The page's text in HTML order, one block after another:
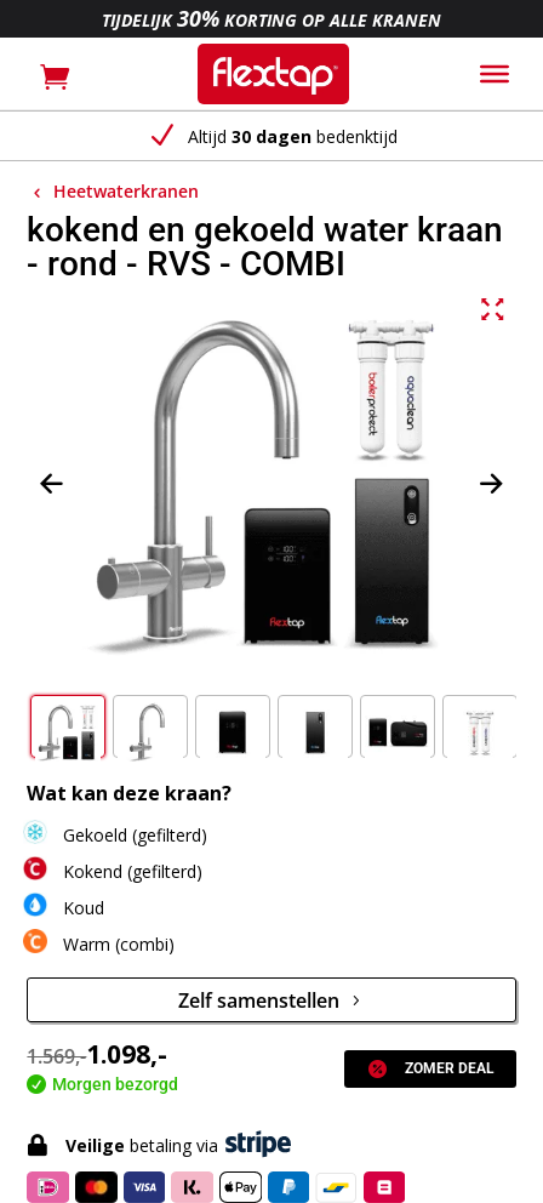
TIJDELIJK30% KORTING OP ALLE KRANEN
N Altijd30 dagen bedenktijd
Heetwaterkranen
kokend en gekoeld water kraan
- rond - RVS - COMBI
Wat kan deze kraan?
Gekoeld (gefilterd)
Kokend (gefilterd)
Koud
Warm (combi)
Zelf samenstellen
 ZOMER DEAL
1.569,-1.098,-
 Morgen bezorgd
 Veilige betaling via